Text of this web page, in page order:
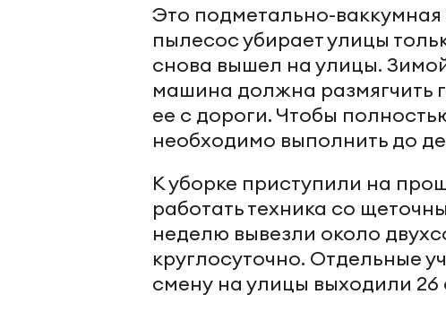
Это подметально-
пылесос убирает улицы
снова вышел на улицы.
машина должна размягчить
ее с дороги. Чтобы
необходимо выполнить до
К уборке приступили на
работать техника со
неделю вывезли около
круглосуточно. Отдельные
смену на улицы выходили 26